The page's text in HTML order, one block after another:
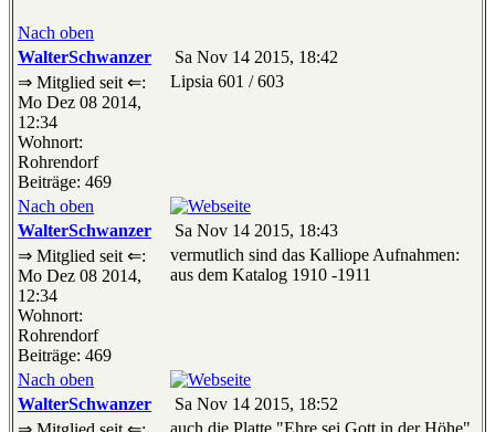
Nach oben
WalterSchwanzer
Sa Nov 14 2015, 18:42
⇒ Mitglied seit ⇐:
Mo Dez 08 2014,
12:34
Wohnort:
Rohrendorf
Beiträge: 469
Lipsia 601 / 603
Nach oben
WalterSchwanzer
Sa Nov 14 2015, 18:43
⇒ Mitglied seit ⇐:
Mo Dez 08 2014,
12:34
Wohnort:
Rohrendorf
Beiträge: 469
vermutlich sind das Kalliope Aufnahmen:
aus dem Katalog 1910 -1911
Nach oben
WalterSchwanzer
Sa Nov 14 2015, 18:52